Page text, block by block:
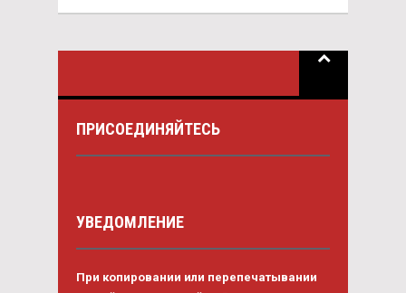
ПРИСОЕДИНЯЙТЕСЬ
УВЕДОМЛЕНИЕ
При копировании или перепечатывании